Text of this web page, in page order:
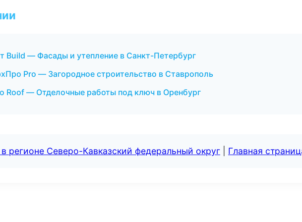
Build — Фасады и утепление в Санкт-Петербург
Pro — Загородное строительство в Ставрополь
Roof — Отделочные работы под ключ в Оренбург
регионе Северо-Кавказский федеральный округ Главная